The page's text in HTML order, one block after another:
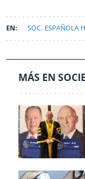
SOC. ESPAÑOLA
MÁS EN